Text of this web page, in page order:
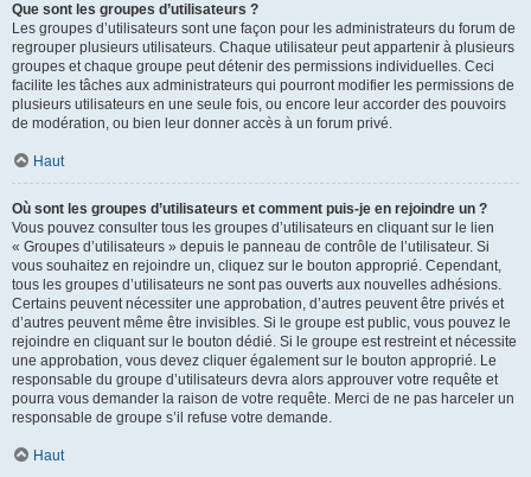
Que sont les groupes d’utilisateurs ?
Les groupes d’utilisateurs sont une façon pour les administrateurs du forum de
regrouper plusieurs utilisateurs. Chaque utilisateur peut appartenir à plusieurs
groupes et chaque groupe peut détenir des permissions individuelles. Ceci
facilite les tâches aux administrateurs qui pourront modifier les permissions de
plusieurs utilisateurs en une seule fois, ou encore leur accorder des pouvoirs
de modération, ou bien leur donner accès à un forum privé.
Haut
Où sont les groupes d’utilisateurs et comment puis-je en rejoindre un ?
Vous pouvez consulter tous les groupes d’utilisateurs en cliquant sur le lien
« Groupes d’utilisateurs » depuis le panneau de contrôle de l’utilisateur. Si
vous souhaitez en rejoindre un, cliquez sur le bouton approprié. Cependant,
tous les groupes d’utilisateurs ne sont pas ouverts aux nouvelles adhésions.
Certains peuvent nécessiter une approbation, d’autres peuvent être privés et
d’autres peuvent même être invisibles. Si le groupe est public, vous pouvez le
rejoindre en cliquant sur le bouton dédié. Si le groupe est restreint et nécessite
une approbation, vous devez cliquer également sur le bouton approprié. Le
responsable du groupe d’utilisateurs devra alors approuver votre requête et
pourra vous demander la raison de votre requête. Merci de ne pas harceler un
responsable de groupe s’il refuse votre demande.
Haut